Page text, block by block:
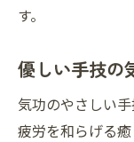
す。
優しい手技の
気功のやさしい
疲労を和らげる癒